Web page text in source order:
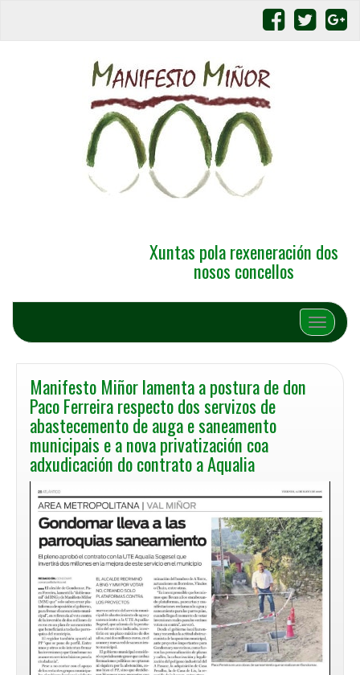
Xuntas pola rexeneración dos
nosos concellos
Alternar
Manifesto Miñor lamenta a postura de don
Paco Ferreira respecto dos servizos de
abastecemento de auga e saneamento
municipais e a nova privatización coa
adxudicación do contrato a Aqualia